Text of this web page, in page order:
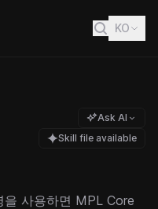
KO
Ask AI
Skill file available
을 사용하면 MPL Core